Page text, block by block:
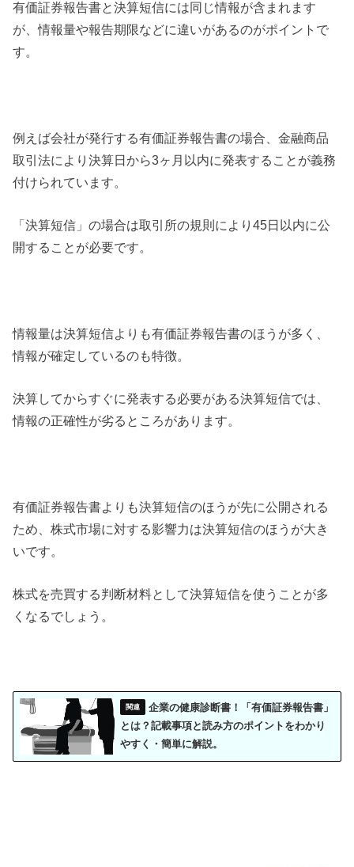
有価証券報告書と決算短信には同じ情報が含まれます
が、情報量や報告期限などに違いがあるのがポイントで
す。
例えば会社が発行する有価証券報告書の場合、金融商品
取引法により決算日から3ヶ月以内に発表することが義務
付けられています。
「決算短信」の場合は取引所の規則により45日以内に公
開することが必要です。
情報量は決算短信よりも有価証券報告書のほうが多く、
情報が確定しているのも特徴。
決算してからすぐに発表する必要がある決算短信では、
情報の正確性が劣るところがあります。
有価証券報告書よりも決算短信のほうが先に公開される
ため、株式市場に対する影響力は決算短信のほうが大き
いです。
株式を売買する判断材料として決算短信を使うことが多
くなるでしょう。
企業の健康診断書！「有価証券報告書」
とは？記載事項と読み方のポイントをわかり
やすく・簡単に解説。